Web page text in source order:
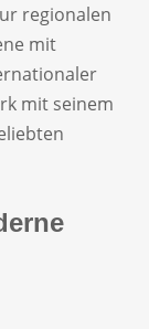
regionalen
mit
mit seinem